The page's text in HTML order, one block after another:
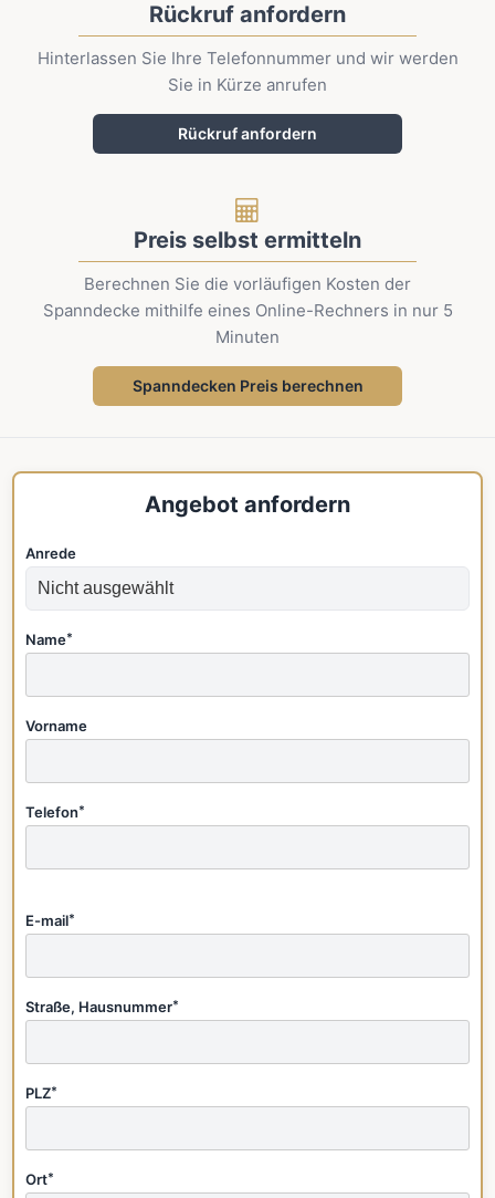
Rückruf anfordern
Hinterlassen Sie Ihre Telefonnummer und wir werden
Sie in Kürze anrufen
Rückruf anfordern
Preis selbst ermitteln
Berechnen Sie die vorläufigen Kosten der
Spanndecke mithilfe eines Online-Rechners in nur 5
Minuten
Spanndecken Preis berechnen
Angebot anfordern
Anrede
Name*
Vorname
Telefon*
E-mail*
Straße, Hausnummer*
PLZ*
Ort*